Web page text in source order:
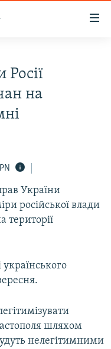
на
України
російської влади
території
шляхом
нелегітимними